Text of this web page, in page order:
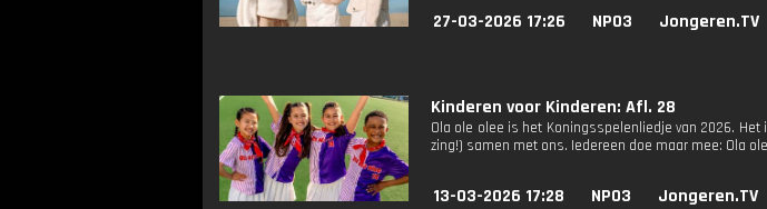
27-03-2026 17:26 NPO3 Jongeren.TV
Kinderen voor Kinderen: Afl. 28
Ola ole olee is het Koningsspelenliedje van 2026.
zing!) samen met ons. Iedereen doe maar mee: Ola
13-03-2026 17:28 NPO3 Jongeren.TV